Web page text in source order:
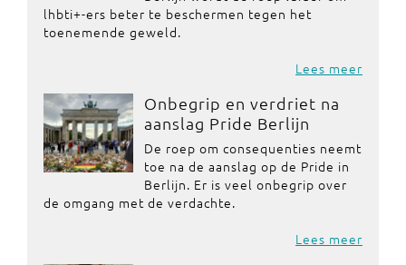
lhbti+-ers beter te beschermen tegen het
toenemende geweld.
Lees meer
Onbegrip en verdriet na
aanslag Pride Berlijn
De roep om consequenties neemt
toe na de aanslag op de Pride in
Berlijn. Er is veel onbegrip over
de omgang met de verdachte.
Lees meer